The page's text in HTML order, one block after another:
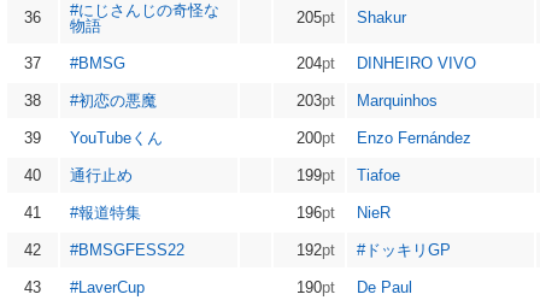
36
#にじさんじの奇怪な
物語
205pt Shakur
37 #BMSG 204pt DINHEIRO VIVO
38 #初恋の悪魔 203pt Marquinhos
39 YouTubeくん 200pt Enzo Fernández
40 通行止め 199pt Tiafoe
41 #報道特集 196pt NieR
42 #BMSGFESS22 192pt #ドッキリGP
43 #LaverCup 190pt De Paul